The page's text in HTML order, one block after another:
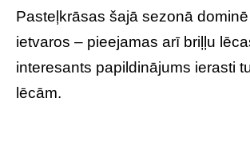
Pasteļkrāsas šajā sezonā
ietvaros – pieejamas arī briļļu
interesants papildinājums ierasti
lēcām.